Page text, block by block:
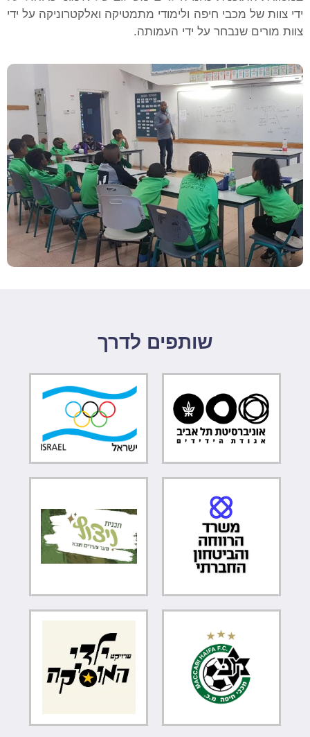
ידי צוות של מכבי חיפה ולימודי מתמטיקה ואלקטרוניקה על ידי
צוות מורים שנבחר על ידי העמותה.
שותפים לדרך